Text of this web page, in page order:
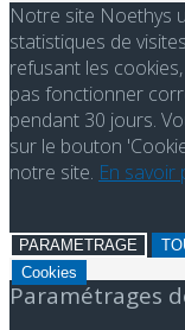
Notre site Noethys
statistiques de
refusant les
pas fonctionner
pendant 30 jours.
sur le bouton
notre site. En savoir
PARAMETRAGE
Cookies
Paramétrages